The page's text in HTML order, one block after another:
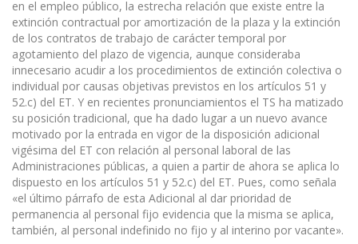
en el empleo público, la estrecha relación que existe entre la
extinción contractual por amortización de la plaza y la extinción
de los contratos de trabajo de carácter temporal por
agotamiento del plazo de vigencia, aunque consideraba
innecesario acudir a los procedimientos de extinción colectiva o
individual por causas objetivas previstos en los artículos 51 y
52.c) del ET. Y en recientes pronunciamientos el TS ha matizado
su posición tradicional, que ha dado lugar a un nuevo avance
motivado por la entrada en vigor de la disposición adicional
vigésima del ET con relación al personal laboral de las
Administraciones públicas, a quien a partir de ahora se aplica lo
dispuesto en los artículos 51 y 52.c) del ET. Pues, como señala
«el último párrafo de esta Adicional al dar prioridad de
permanencia al personal fijo evidencia que la misma se aplica,
también, al personal indefinido no fijo y al interino por vacante».